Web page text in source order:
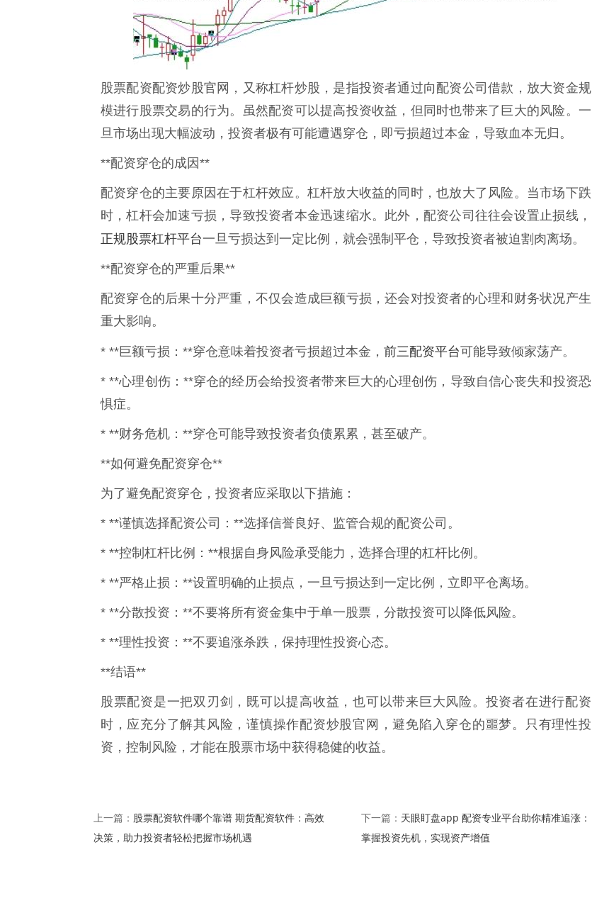
股票配资配资炒股官网，又称杠杆炒股，是指投资者通过向配资公司借款，放大资金规
模进行股票交易的行为。虽然配资可以提高投资收益，但同时也带来了巨大的风险。一
旦市场出现大幅波动，投资者极有可能遭遇穿仓，即亏损超过本金，导致血本无归。
**配资穿仓的成因**
配资穿仓的主要原因在于杠杆效应。杠杆放大收益的同时，也放大了风险。当市场下跌
时，杠杆会加速亏损，导致投资者本金迅速缩水。此外，配资公司往往会设置止损线，
正规股票杠杆平台一旦亏损达到一定比例，就会强制平仓，导致投资者被迫割肉离场。
**配资穿仓的严重后果**
配资穿仓的后果十分严重，不仅会造成巨额亏损，还会对投资者的心理和财务状况产生
重大影响。
* **巨额亏损：**穿仓意味着投资者亏损超过本金， 前三配资平台可能导致倾家荡产。
* **心理创伤：**穿仓的经历会给投资者带来巨大的心理创伤，导致自信心丧失和投资恐
惧症。
* **财务危机：**穿仓可能导致投资者负债累累，甚至破产。
**如何避免配资穿仓**
为了避免配资穿仓，投资者应采取以下措施：
* **谨慎选择配资公司：**选择信誉良好、监管合规的配资公司。
* **控制杠杆比例：**根据自身风险承受能力，选择合理的杠杆比例。
* **严格止损：**设置明确的止损点，一旦亏损达到一定比例，立即平仓离场。
* **分散投资：**不要将所有资金集中于单一股票，分散投资可以降低风险。
* **理性投资：**不要追涨杀跌，保持理性投资心态。
**结语**
股票配资是一把双刃剑，既可以提高收益，也可以带来巨大风险。投资者在进行配资
时，应充分了解其风险，谨慎操作配资炒股官网，避免陷入穿仓的噩梦。只有理性投
资，控制风险，才能在股票市场中获得稳健的收益。
上一篇： 股票配资软件哪个靠谱 期货配资软件：高效
决策，助力投资者轻松把握市场机遇
下一篇： 天眼盯盘app 配资专业平台助你精准追涨：
掌握投资先机，实现资产增值